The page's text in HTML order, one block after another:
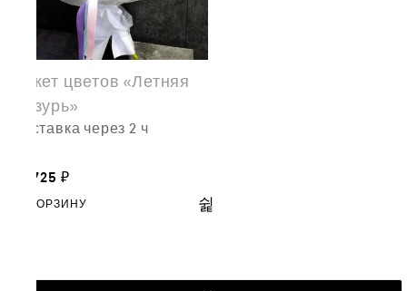
Букет цветов «Летняя
лазурь»
доставка через 2 ч
14,725 ₽
В КОРЗИНУ